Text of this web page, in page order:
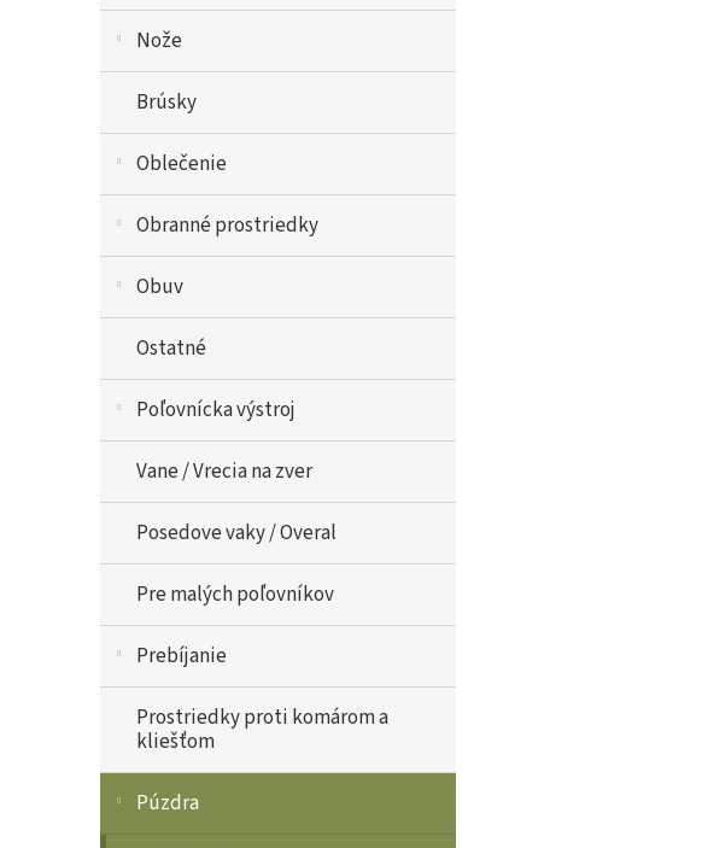
Nože
Brúsky
Oblečenie
Obranné prostriedky
Obuv
Ostatné
Poľovnícka výstroj
Vane / Vrecia na zver
Posedove vaky / Overal
Pre malých poľovníkov
Prebíjanie
Prostriedky proti komárom a
kliešťom
Púzdra